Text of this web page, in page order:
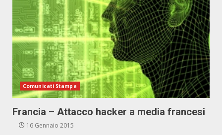
Comunicati Stampa
Francia – Attacco hacker a media francesi
16 Gennaio 2015